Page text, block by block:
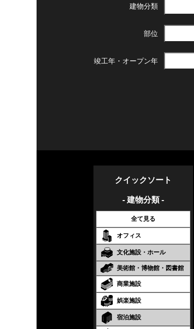
建物分類
部位
竣工年・ オープン年
クイックソート
- 建物分類 -
全て見る
オフィス
文化施設・ホール
美術館・博物館・図書館
商業施設
娯楽施設
宿泊施設